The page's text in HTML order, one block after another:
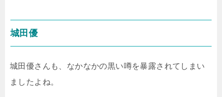
城田優
城田優さんも、なかなかの黒い噂を暴露されてしまい
ましたよね。